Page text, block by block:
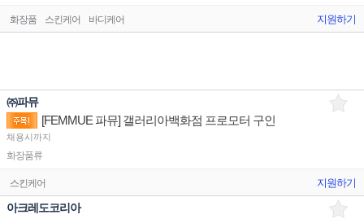
화장품 스킨케어 바디케어 지원하기
㈜파뮤
[FEMMUE 파뮤] 갤러리아백화점 프로모터 구인
채용시까지
화장품류
스킨케어 지원하기
아크레도코리아